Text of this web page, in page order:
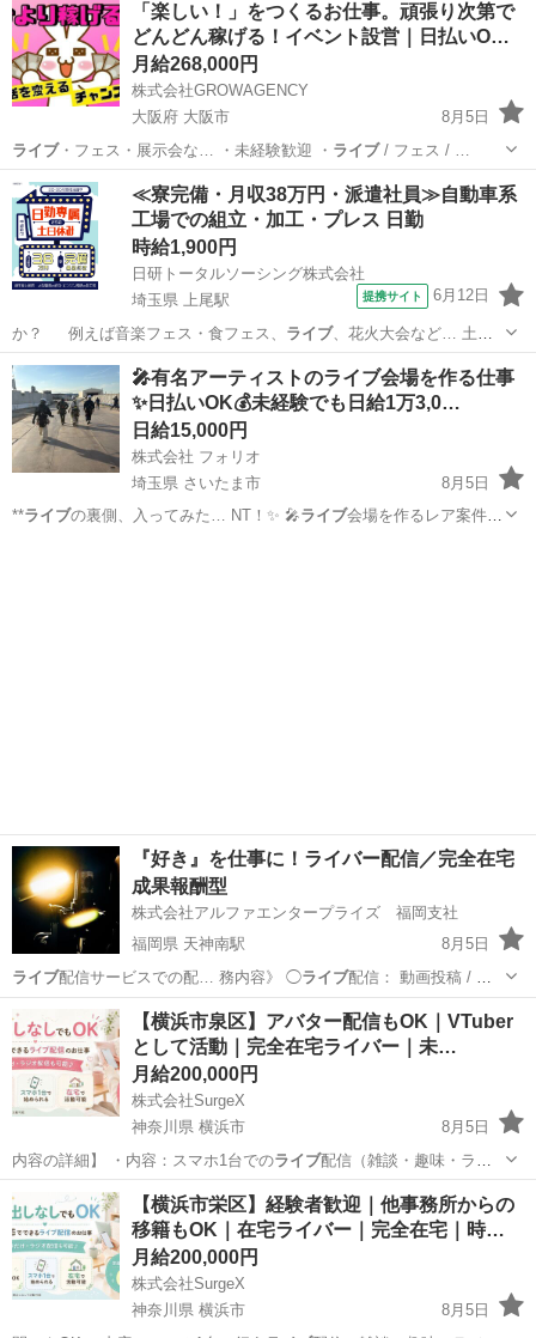
「楽しい！」をつくるお仕事。頑張り次第で
どんどん稼げる！イベント設営｜日払いO…
月給268,000円
株式会社GROWAGENCY
大阪府 大阪市
8月5日
ライブ・フェス・展示会な… ・未経験歓迎 ・ ライブ/ フェス / …
大阪 大阪市 イベントスタッフ ライブ
≪寮完備・月収38万円・派遣社員≫自動車系
工場での組立・加工・プレス 日勤
時給1,900円
日研トータルソーシング株式会社
埼玉県 上尾駅
提携サイト 6月12日
か？ 例えば音楽フェス・食フェス、 ライブ、花火大会など… 土日
休みは先々まで予…
埼玉 上尾市 上尾駅
🎤有名アーティストのライブ会場を作る仕事
✨日払いOK💰未経験でも日給1万3,0…
日給15,000円
株式会社 フォリオ
埼玉県 さいたま市
8月5日
**ライブ の裏側、入ってみた… NT！✨ 🎤ライブ会場を作るレア案件…
『好き』を仕事に！ライバー配信／完全在宅
成果報酬型
株式会社アルファエンタープライズ 福岡支社
福岡県 天神南駅
8月5日
ライブ
配信サービスでの配… 務内容》 ◯ライブ配信： 動画投稿 / 音
楽ライブ/ レコーディン…
福岡市 天神南駅 その他 ライバー
【横浜市泉区】アバター配信もOK｜VTuber
として活動｜完全在宅ライバー｜未…
月給200,000円
株式会社SurgeX
神奈川県 横浜市
8月5日
内容の詳細】 ・内容：スマホ1台でのライブ配信（雑談・趣味・ラジ
オ配信など） …
横浜市 その他 ライバー
【横浜市栄区】経験者歓迎｜他事務所からの
移籍もOK｜在宅ライバー｜完全在宅｜時…
月給200,000円
株式会社SurgeX
神奈川県 横浜市
8月5日